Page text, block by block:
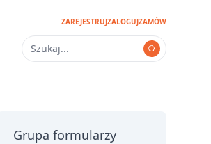
ZAREJESTRUJZALOGUJZAMÓW
Grupa formularzy